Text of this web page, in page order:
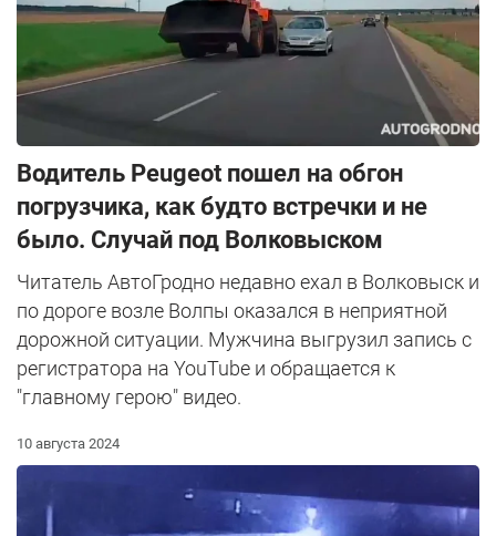
Водитель Peugeot пошел на обгон
погрузчика, как будто встречки и не
было. Случай под Волковыском
Читатель АвтоГродно недавно ехал в Волковыск и
по дороге возле Волпы оказался в неприятной
дорожной ситуации. Мужчина выгрузил запись с
регистратора на YouTube и обращается к
"главному герою" видео.
10 августа 2024